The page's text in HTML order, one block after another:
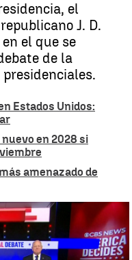
el
J. D.
el que se
de la
Estados Unidos:
en 2028 si
amenazado de
Unidos | Antena 3 Noticias